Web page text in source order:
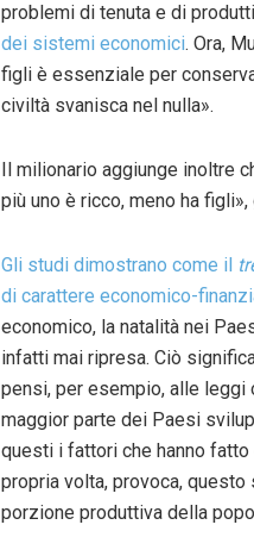
problemi di tenuta e di
dei sistemi economici. Ora,
figli è essenziale per
civiltà svanisca nel nulla».
Il milionario aggiunge inoltre
più uno è ricco, meno ha
Gli studi dimostrano come il
di carattere economico-
economico, la natalità nei
infatti mai ripresa. Ciò
pensi, per esempio, alle
maggior parte dei Paesi
questi i fattori che hanno
propria volta, provoca,
porzione produttiva della